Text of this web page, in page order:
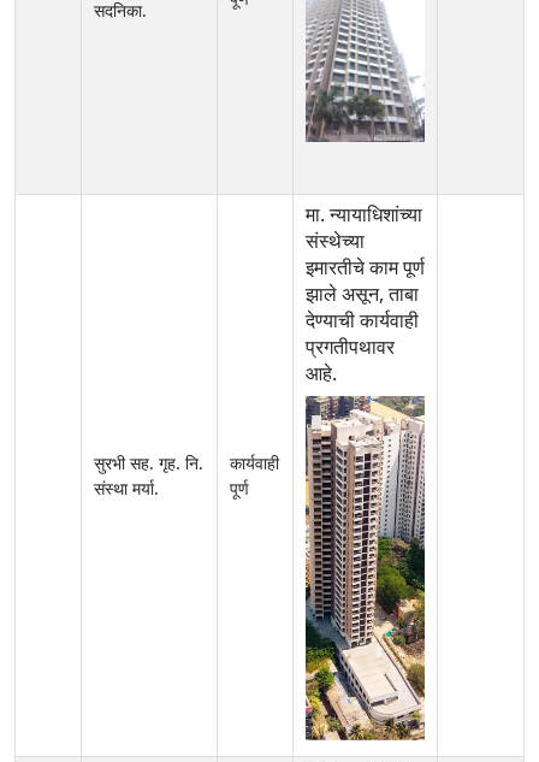
सदनिका.
सुरभी सह. गृह. नि.
संस्था मर्या.
कार्यवाही
पूर्ण
मा. न्यायाधिशांच्या
संस्थेच्या
इमारतीचे काम पूर्ण
झाले असून, ताबा
देण्याची कार्यवाही
प्रगतीपथावर
आहे.